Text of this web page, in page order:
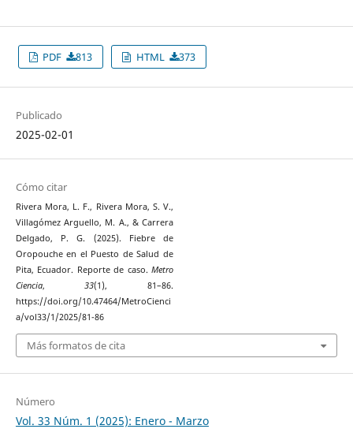
PDF 813 HTML 373
Publicado
2025-02-01
Cómo citar
Rivera Mora, L. F., Rivera Mora, S. V.,
Villagómez Arguello, M. A., & Carrera
Delgado, P. G. (2025). Fiebre de
Oropouche en el Puesto de Salud de
Pita, Ecuador. Reporte de caso. Metro
Ciencia,33(1), 81–86.
https://doi.org/10.47464/MetroCienci
a/vol33/1/2025/81-86
Más formatos de cita
Número
Vol. 33 Núm. 1 (2025): Enero - Marzo